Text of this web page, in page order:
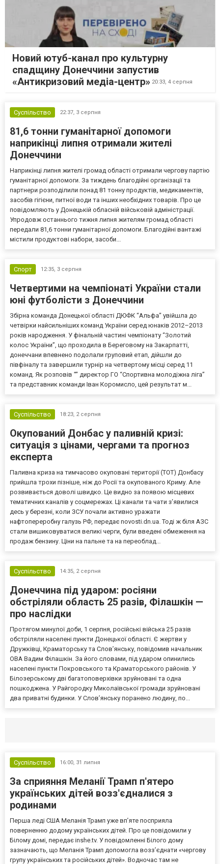
Новий ютуб-канал про культурну
спадщину Донеччини запустив
«Антикризовий медіа-центр» 20:33, 4 серпня
Суспільство 22:37, 3 серпня
81,6 тонни гуманітарної допомоги
наприкінці липня отримали жителі
Донеччини
Наприкінці липня жителі громад області отримали чергову партію
гуманітарної допомоги. За тиждень благодійні організації та
партнери розподілили понад 81 тонну продуктів, медикаментів,
засобів гігієни, питної води та інших необхідних товарів. Про це
повідомляють у Донецькій обласній військовій адміністрації.
Упродовж останнього тижня липня жителям громад області
передали 81,6 тонни гуманітарної допомоги. Благодійні вантажі
містили продуктові набори, засоби...
Спорт 12:35, 3 серпня
Четвертими на чемпіонаті України стали
юні футболісти з Донеччини
Збірна команда Донецької області ДЮФК “Альфа” увійшла до
четвірки найсильніших команд України серед юнаків 2012–2013
років народження. У фінальній частині чемпіонату “Золотий
колос України”, що проходила в Береговому на Закарпатті,
донеччани впевнено подолали груповий етап, дійшли до
півфіналу та завершили турнір на четвертому місці серед 11
команд. Як розповів “” директор ГО “Спортивна молодіжна ліга”
та представник команди Іван Коромисло, цей результат м...
Суспільство 18:23, 2 серпня
Окупований Донбас у паливній кризі:
ситуація з цінами, чергами та прогноз
експерта
Паливна криза на тимчасово окуповані території (ТОТ) Донбасу
прийшла трохи пізніше, ніж до Росії та окупованого Криму. Але
розвивається доволі швидко. Це видно за появою місцевих
тематичних каналів у соцмережах. Ці канали та чати з’явилися
десь у березні, коли ЗСУ почали активно уражати
нафтопереробну галузь РФ, передає novosti.dn.ua. Тоді ж біля АЗС
стали вишиковуватися великі черги, були введені обмеження на
продаж бензину. Ціни на пальне та на переоблад...
Суспільство 14:35, 2 серпня
Донеччина під ударом: росіяни
обстріляли область 25 разів, Філашкін —
про наслідки
Протягом минулої доби, 1 серпня, російські війська 25 разів
обстріляли населені пункти Донецької області. Є жертви у
Дружківці, Краматорську та Слов’янську, повідомив начальник
ОВА Вадим Філашкін. За його словами, під ударом опинились
населені пункти Покровського та Краматорського районів. У
Білозерському дві багатоповерхівки зруйновані та одна
пошкоджена. У Райгородку Миколаївської громади зруйновані
два приватні будинки. У Слов’янську поранено людину, по...
Суспільство 16:00, 31 липня
За сприяння Меланії Трамп п'ятеро
українських дітей возз'єдналися з
родинами
Перша леді США Меланія Трамп уже впʼяте посприяла
поверненню додому українських дітей. Про це повідомили у
Білому домі, передає inshe.tv. У повідомленні Білого дому
зазначають, що Меланія Трамп допомогла возз’єднати «чергову
групу українських та російських дітей». Водночас там не